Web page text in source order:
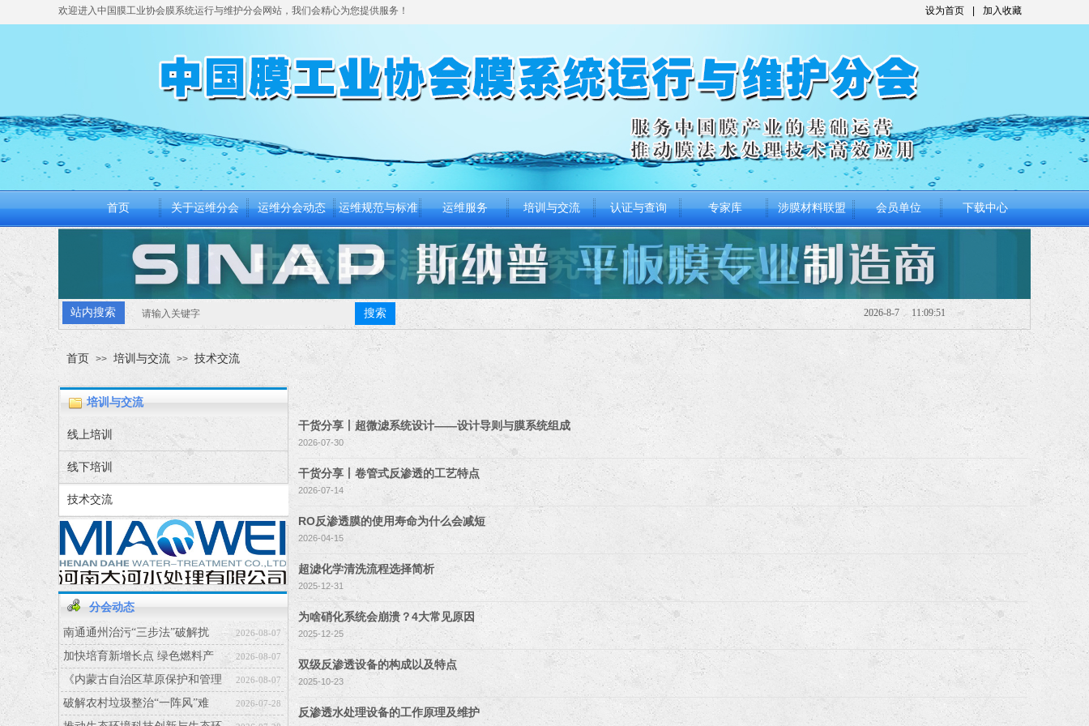
设为首页 加入收藏
欢迎进入中国膜工业协会膜系统运行与维护分会网站，我们会精心为您提供服务！
首页 关于运维分会 运维分会动态 运维规范与标准 运维服务 培训与交流 认证与查询 专家库 涉膜材料联盟 会员单位 下载中心
2026-8-7 11:09:51
搜索
站内搜索
首页 >> 培训与交流 >> 技术交流
培训与交流
线上培训
线下培训
技术交流
干货分享丨超微滤系统设计——设计导则与膜系统组成
2026-07-30
干货分享丨卷管式反渗透的工艺特点
2026-07-14
RO反渗透膜的使用寿命为什么会减短
2026-04-15
超滤化学清洗流程选择简析
2025-12-31
为啥硝化系统会崩溃？4大常见原因
2025-12-25
双级反渗透设备的构成以及特点
2025-10-23
反渗透水处理设备的工作原理及维护
分会动态
南通通州治污“三步法”破解扰 2026-08-07
加快培育新增长点 绿色燃料产 2026-08-07
《内蒙古自治区草原保护和管理 2026-08-07
破解农村垃圾整治“一阵风”难 2026-07-28